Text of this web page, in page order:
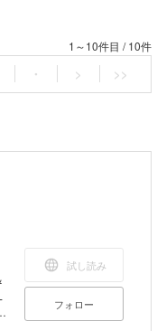
1～10件目 /10件
・ > >>
試し読み
フォロー